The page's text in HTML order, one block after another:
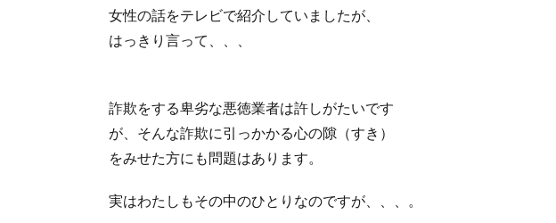
女性の話をテレビで紹介していましたが、
はっきり言って、、、
詐欺をする卑劣な悪徳業者は許しがたいです
が、そんな詐欺に引っかかる心の隙（すき）
をみせた方にも問題はあります。
実はわたしもその中のひとりなのですが、、、。